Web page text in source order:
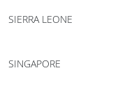
SIERRA